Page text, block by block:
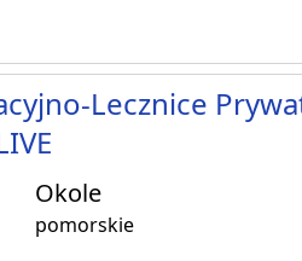
Lecznice
Okole
pomorskie